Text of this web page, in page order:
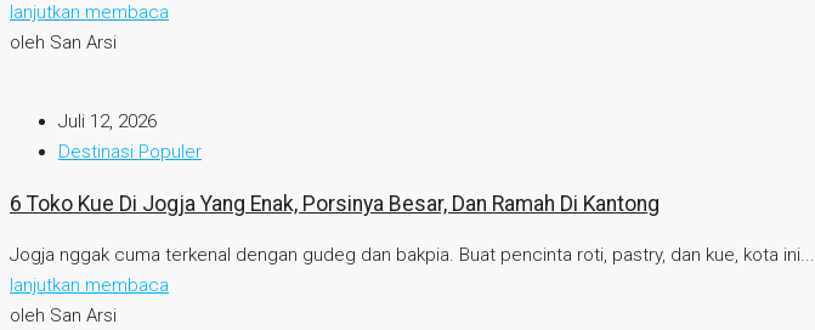
lanjutkan membaca
oleh San Arsi
Juli 12, 2026
Destinasi Populer
6 Toko Kue Di Jogja Yang Enak, Porsinya Besar, Dan Ramah Di Kantong
Jogja nggak cuma terkenal dengan gudeg dan bakpia. Buat pencinta roti, pastry, dan kue, kota ini...
lanjutkan membaca
oleh San Arsi